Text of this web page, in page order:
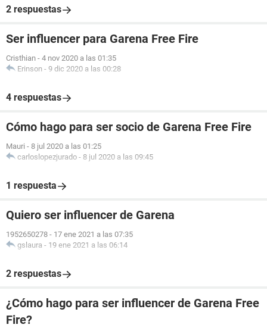
2 respuestas
Ser influencer para Garena Free Fire
Cristhian - 4 nov 2020 a las 01:35
Erinson - 9 dic 2020 a las 00:28
4 respuestas
Cómo hago para ser socio de Garena Free Fire
Mauri - 8 jul 2020 a las 01:25
carloslopezjurado - 8 jul 2020 a las 09:45
1 respuesta
Quiero ser influencer de Garena
1952650278 - 17 ene 2021 a las 07:35
gslaura - 19 ene 2021 a las 06:14
2 respuestas
¿Cómo hago para ser influencer de Garena Free
Fire?